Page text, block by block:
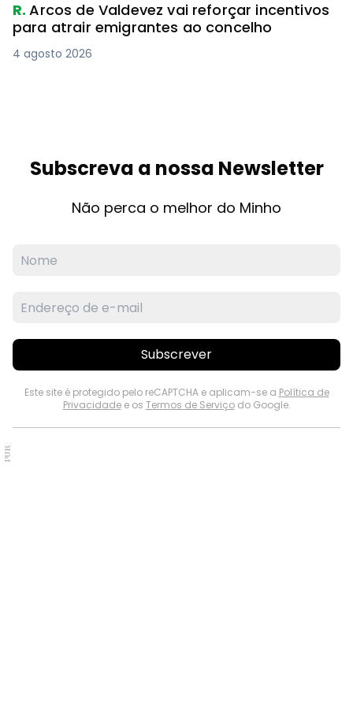
R.Arcos de Valdevez vai reforçar incentivos
para atrair emigrantes ao concelho
4 agosto 2026
Subscreva a nossa Newsletter
Não perca o melhor do Minho
Subscrever
Este site é protegido pelo reCAPTCHA e aplicam-se a Política de
Privacidadee os Termos de Serviçodo Google.
PUB.